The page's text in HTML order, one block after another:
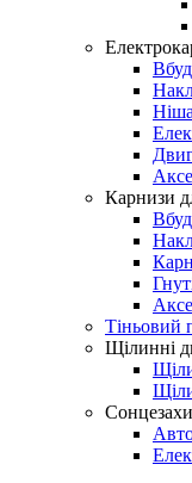
Карнизи
Тіньовий
Щілинні